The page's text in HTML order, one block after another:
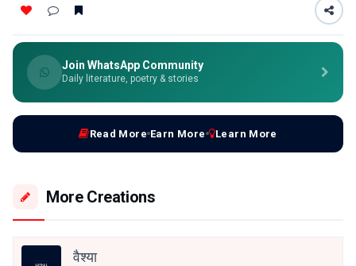
Join WhatsApp Community
Daily literature, poetry & stories
Read More Earn More Learn More
More Creations
वैश्या